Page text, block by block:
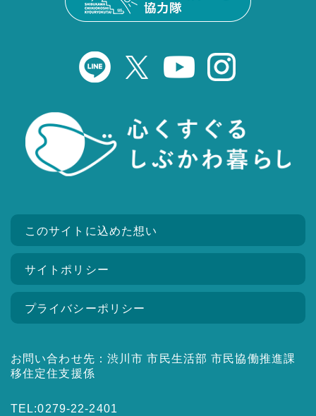
このサイトに込めた想い
サイトポリシー
プライバシーポリシー
お問い合わせ先：渋川市 市民生活部 市民協働推進課
移住定住支援係
TEL:0279-22-2401